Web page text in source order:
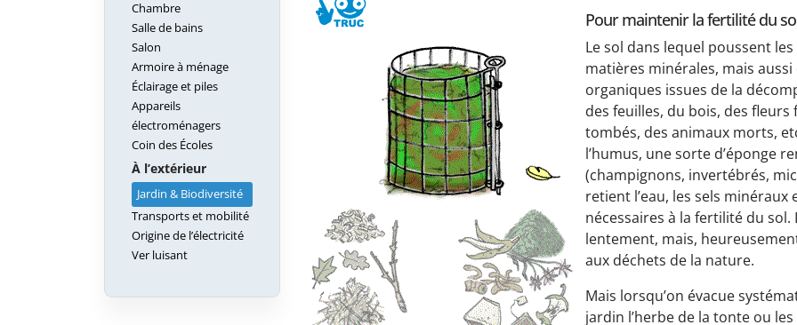
Chambre
Salle de bains
Salon
Armoire à ménage
Éclairage et piles
Appareils
électroménagers
Coin des Écoles
À l’extérieur
Jardin & Biodiversité
Transports et mobilité
Origine de l’électricité
Ver luisant
Pour maintenir la fertilité du
Le sol dans lequel poussent
matières minérales, mais
organiques issues de la
des feuilles, du bois, des fleurs
tombés, des animaux morts,
l’humus, une sorte d’éponge
(champignons, invertébrés,
retient l’eau, les sels minéraux
nécessaires à la fertilité du sol.
lentement, mais,
aux déchets de la nature.
Mais lorsqu’on évacue
jardin l’herbe de la tonte ou